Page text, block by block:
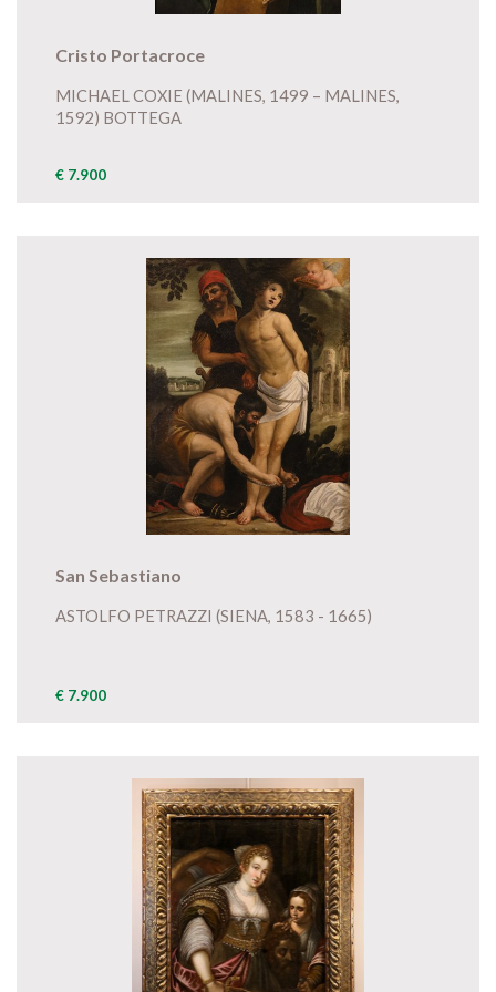
Cristo Portacroce
MICHAEL COXIE (MALINES, 1499 – MALINES,
1592) BOTTEGA
€ 7.900
San Sebastiano
ASTOLFO PETRAZZI (SIENA, 1583 - 1665)
€ 7.900